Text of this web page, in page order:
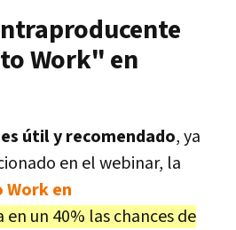
Work" en
útil y recomendado, ya
en el webinar, la
Work en
en un 40% las chances de